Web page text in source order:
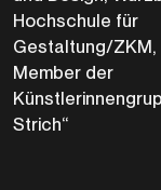
Hochschule für
Gestaltung/ZKM,
Member der
Strich“